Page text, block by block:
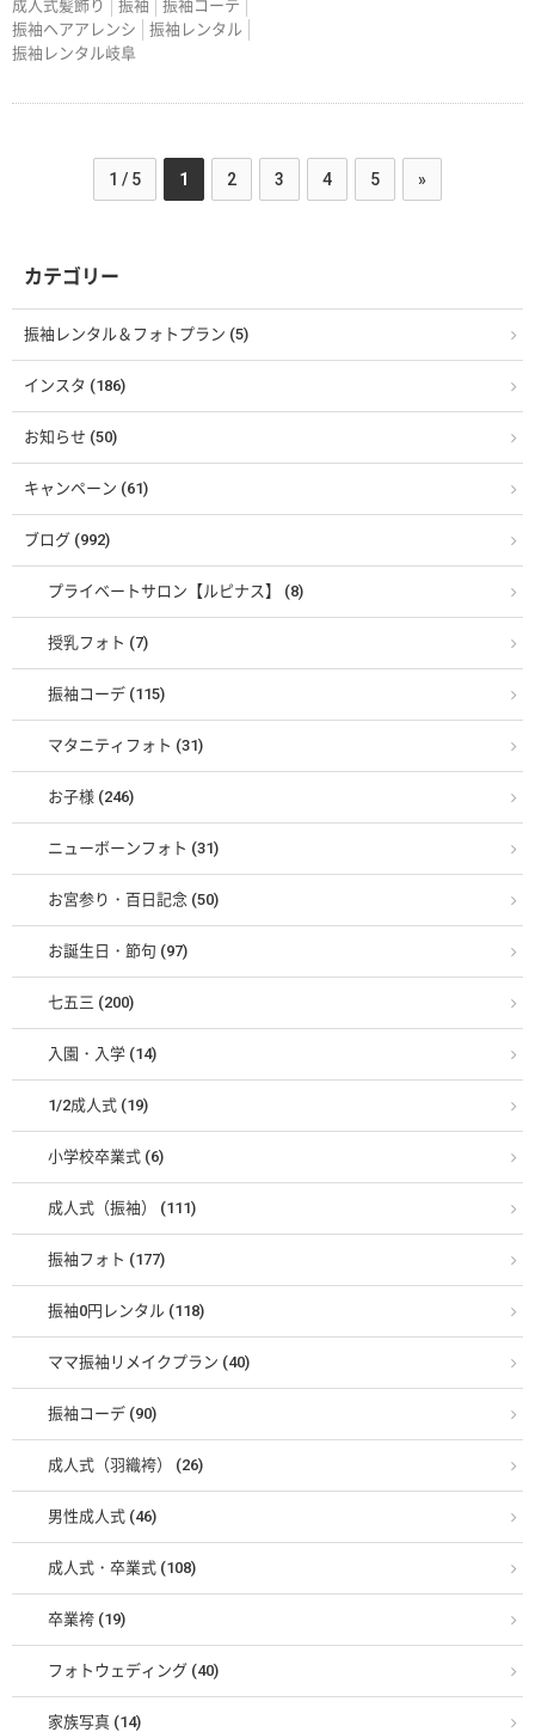
成人式髪飾り 振袖
振袖コーテ
振袖ヘアアレンシ
振袖レンタル
振袖レンタル岐阜
1 / 5 1 2 3 4 5 »
カテゴリー
振袖レンタル＆フォトプラン (5)
インスタ (186)
お知らせ (50)
キャンペーン (61)
ブログ (992)
プライベートサロン【ルピナス】 (8)
授乳フォト (7)
振袖コーデ (115)
マタニティフォト (31)
お子様 (246)
ニューボーンフォト (31)
お宮参り・百日記念 (50)
お誕生日・節句 (97)
七五三 (200)
入園・入学 (14)
1/2成人式 (19)
小学校卒業式 (6)
成人式（振袖） (111)
振袖フォト (177)
振袖0円レンタル (118)
ママ振袖リメイクプラン (40)
振袖コーデ (90)
成人式（羽織袴） (26)
男性成人式 (46)
成人式・卒業式 (108)
卒業袴 (19)
フォトウェディング (40)
家族写真 (14)